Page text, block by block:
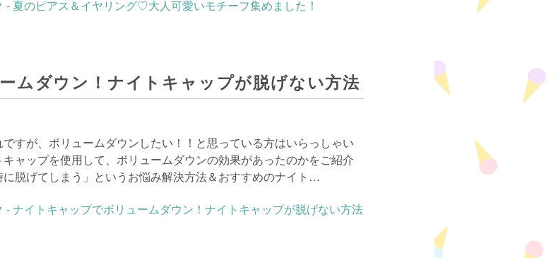
ムダウン！ナイトキャップが脱げない方法
すが、ボリュームダウンしたい！！と思っている方はいらっしゃい
ャップを使用して、ボリュームダウンの効果があったのかをご紹介
に脱げてしまう」というお悩み解決方法＆おすすめのナイト…